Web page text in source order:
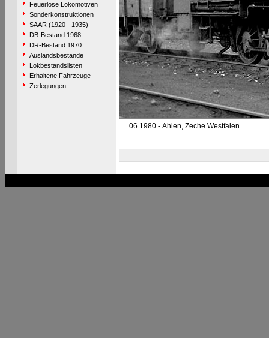
Feuerlose Lokomotiven
Sonderkonstruktionen
SAAR (1920 - 1935)
DB-Bestand 1968
DR-Bestand 1970
Auslandsbestände
Lokbestandslisten
Erhaltene Fahrzeuge
Zerlegungen
__.06.1980 - Ahlen, Zeche Westfalen